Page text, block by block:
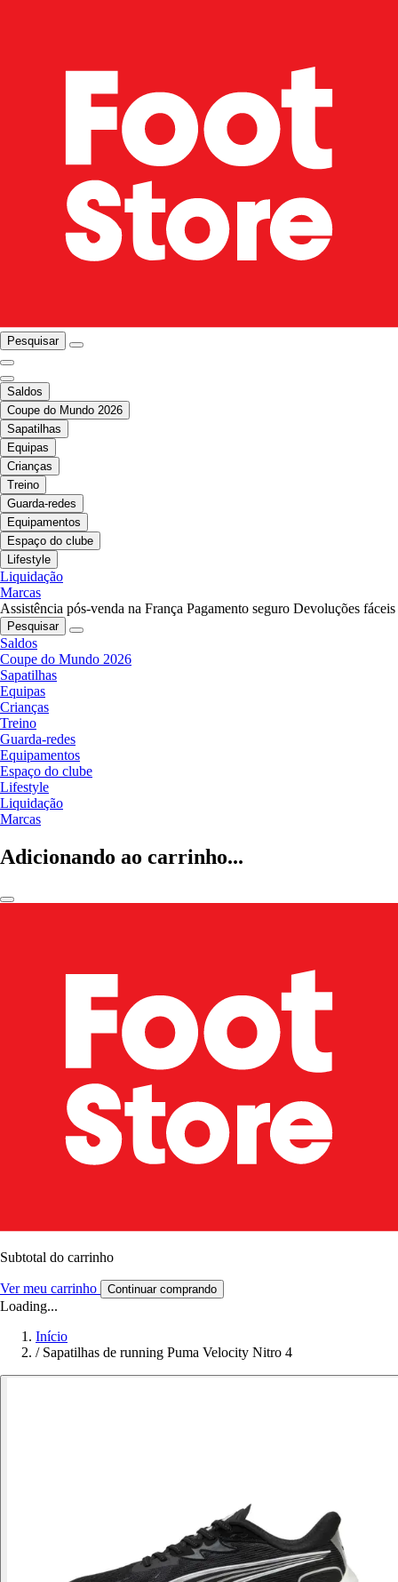
Pesquisar
Saldos
Coupe do Mundo 2026
Sapatilhas
Equipas
Crianças
Treino
Guarda-redes
Equipamentos
Espaço do clube
Lifestyle
Liquidação
Marcas
Assistência pós-venda na França Pagamento seguro Devoluções fáceis
Pesquisar
Saldos
Coupe do Mundo 2026
Sapatilhas
Equipas
Crianças
Treino
Guarda-redes
Equipamentos
Espaço do clube
Lifestyle
Liquidação
Marcas
Adicionando ao carrinho...
Subtotal do carrinho
Ver meu carrinho Continuar comprando
Loading...
Início
/ Sapatilhas de running Puma Velocity Nitro 4